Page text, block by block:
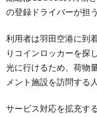
の登録ドライバーが担う
利用者は羽田空港に到
りコインロッカーを探
光に行けるため、荷物
メント施設を訪問する
サービス対応を拡充す